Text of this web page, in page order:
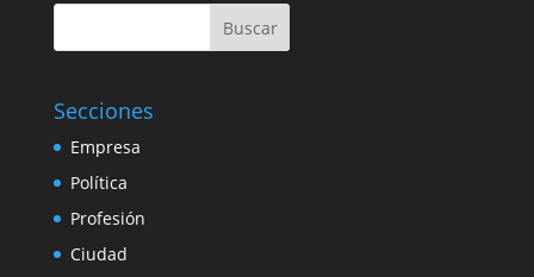
Buscar
Secciones
Empresa
Política
Profesión
Ciudad